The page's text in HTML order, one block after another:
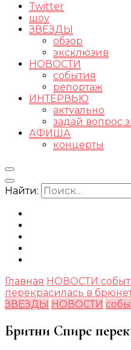
Twitter
шоу
ЗВЕЗДЫ
обзор
эксклюзив
НОВОСТИ
события
репортаж
ИНТЕРВЬЮ
актуально
задай вопрос
АФИША
концерты
Найти:
Главная НОВОСТИ
перекрасилась в
ЗВЕЗДЫ НОВОСТИ
Бритни Спирс